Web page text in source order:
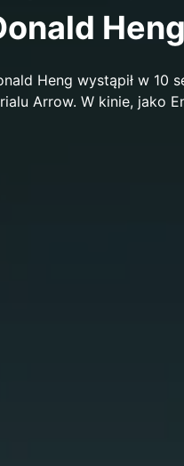
Heng
Heng wystąpił w 10
Arrow. W kinie, jako